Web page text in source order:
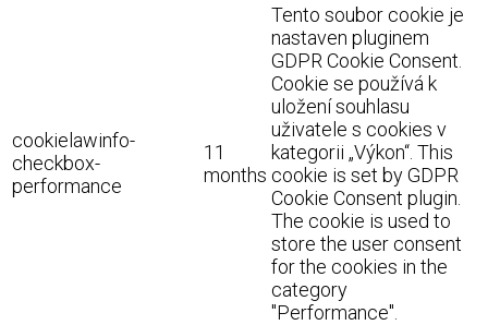
cookielawinfo-
checkbox-
performance
11
months
Tento soubor cookie je
nastaven pluginem
GDPR Cookie Consent.
Cookie se používá k
uložení souhlasu
uživatele s cookies v
kategorii „Výkon“. This
cookie is set by GDPR
Cookie Consent plugin.
The cookie is used to
store the user consent
for the cookies in the
category
"Performance".